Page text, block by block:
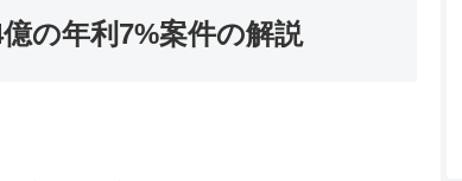
の年利7%案件の解説